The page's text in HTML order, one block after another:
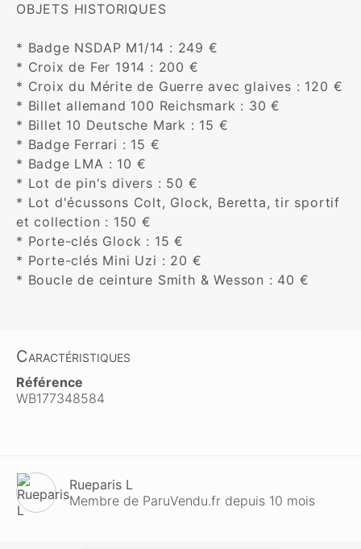
OBJETS HISTORIQUES
* Badge NSDAP M1/14 : 249 €
* Croix de Fer 1914 : 200 €
* Croix du Mérite de Guerre avec glaives : 120 €
* Billet allemand 100 Reichsmark : 30 €
* Billet 10 Deutsche Mark : 15 €
* Badge Ferrari : 15 €
* Badge LMA : 10 €
* Lot de pin's divers : 50 €
* Lot d'écussons Colt, Glock, Beretta, tir sportif
et collection : 150 €
* Porte-clés Glock : 15 €
* Porte-clés Mini Uzi : 20 €
* Boucle de ceinture Smith & Wesson : 40 €
Caractéristiques
Référence
WB177348584
Rueparis L
Membre de ParuVendu.fr depuis 10 mois